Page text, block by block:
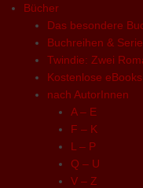
Bücher
Das besondere
Buchreihen &
Twindie: Zwei
Kostenlose eBooks
nach AutorInnen
A – E
F – K
L – P
Q – U
V – Z